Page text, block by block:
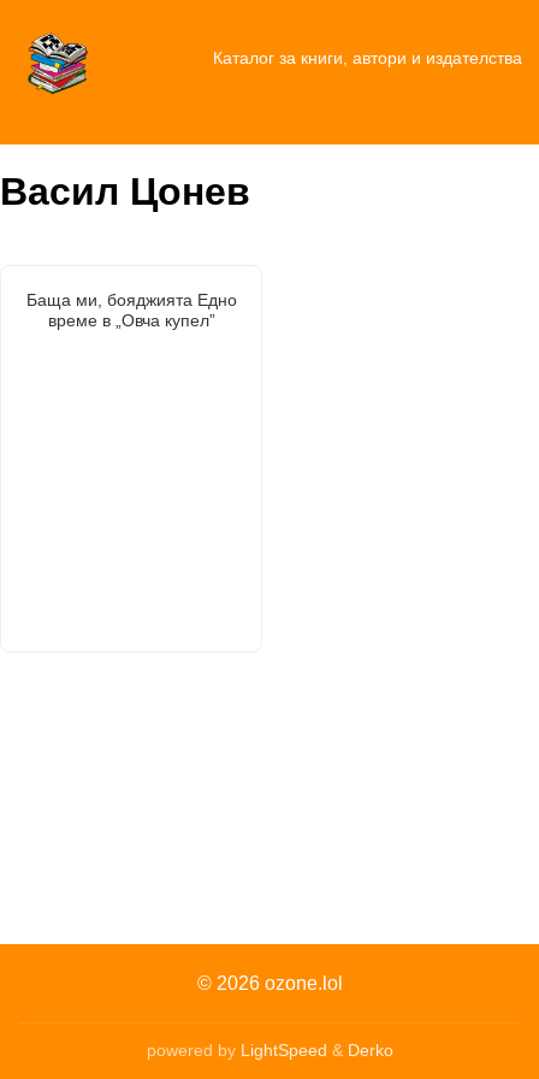
Каталог за книги, автори и издателства
Васил Цонев
Баща ми, бояджията Едно
време в „Овча купел”
© 2026 ozone.lol
powered by LightSpeed & Derko